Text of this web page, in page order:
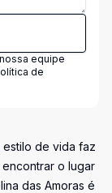
equipe
de
estilo de vida faz
o lugar
das Amoras é